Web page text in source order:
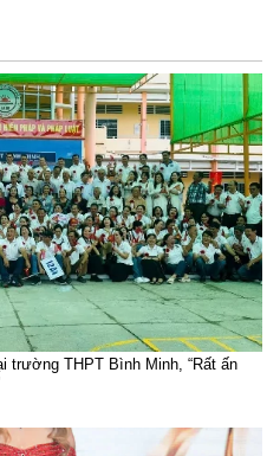
trường THPT Bình Minh, “Rất ấn